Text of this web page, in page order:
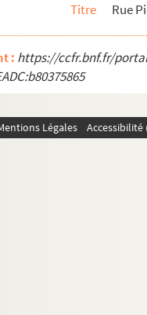
Titre Rue
: https://ccfr.bnf.fr/
Légales